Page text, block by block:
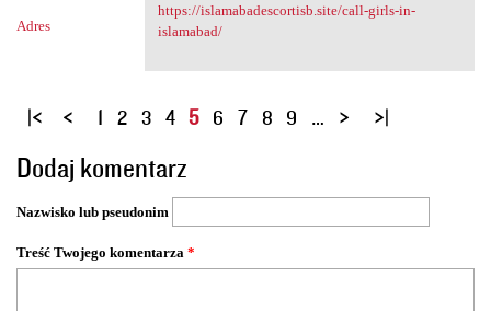
Adres
https://islamabadescortisb.site/call-girls-in-
islamabad/
S
r
o
y
1 2 3 4 5 6 7 8 9 …
Dodaj komentarz
Nazwisko lub pseudonim
Treść Twojego komentarza *